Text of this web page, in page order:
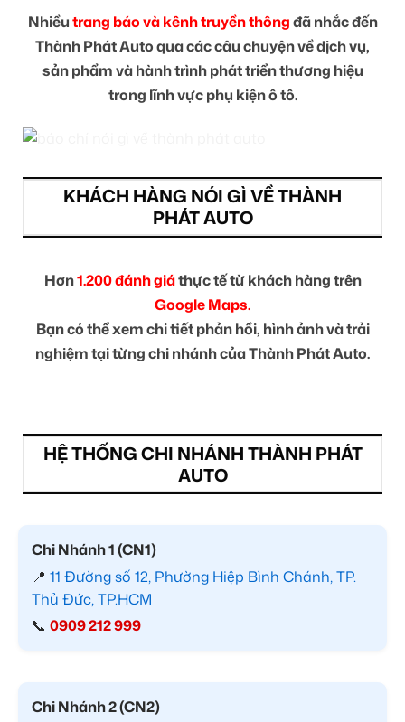
Nhiềutrang báo và kênh truyền thôngđã nhắc đến
Thành Phát Auto qua các câu chuyện về dịch vụ,
sản phẩm và hành trình phát triển thương hiệu
trong lĩnh vực phụ kiện ô tô.
KHÁCH HÀNG NÓI GÌ VỀ THÀNH
PHÁT AUTO
Hơn1.200 đánh giáthực tế từ khách hàng trên
Google Maps.
Bạn có thể xem chi tiết phản hồi, hình ảnh và trải
nghiệm tại từng chi nhánh của Thành Phát Auto.
HỆ THỐNG CHI NHÁNH THÀNH PHÁT
AUTO
Chi Nhánh 1 (CN1)
📍 11 Đường số 12, Phường Hiệp Bình Chánh, TP.
Thủ Đức, TP.HCM
📞 0909 212 999
Chi Nhánh 2 (CN2)